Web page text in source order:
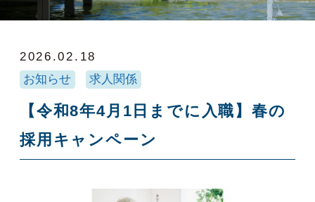
2026.02.18
お知らせ
求人関係
【令和8年4月1日までに入職】春の
採用キャンペーン